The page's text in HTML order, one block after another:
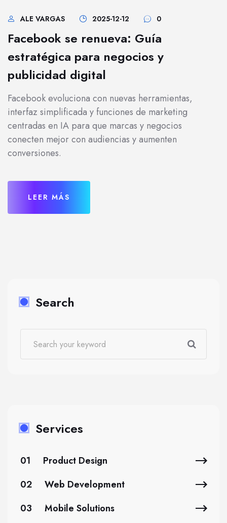
ALE VARGAS 2025-12-12 0
Facebook se renueva: Guía
estratégica para negocios y
publicidad digital
Facebook evoluciona con nuevas herramientas,
interfaz simplificada y funciones de marketing
centradas en IA para que marcas y negocios
conecten mejor con audiencias y aumenten
conversiones.
LEER MÁS
Search
Services
01
Product Design
02
Web Development
03
Mobile Solutions